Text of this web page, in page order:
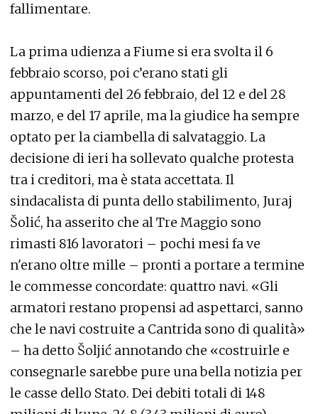
fallimentare.
La prima udienza a Fiume si era svolta il 6
febbraio scorso, poi c’erano stati gli
appuntamenti del 26 febbraio, del 12 e del 28
marzo, e del 17 aprile, ma la giudice ha sempre
optato per la ciambella di salvataggio. La
decisione di ieri ha sollevato qualche protesta
tra i creditori, ma è stata accettata. Il
sindacalista di punta dello stabilimento, Juraj
Šolić, ha asserito che al Tre Maggio sono
rimasti 816 lavoratori – pochi mesi fa ve
n'erano oltre mille – pronti a portare a termine
le commesse concordate: quattro navi. «Gli
armatori restano propensi ad aspettarci, sanno
che le navi costruite a Cantrida sono di qualità»
– ha detto Šoljić annotando che «costruirle e
consegnarle sarebbe pure una bella notizia per
le casse dello Stato. Dei debiti totali di 148